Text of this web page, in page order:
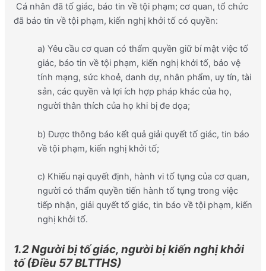
Cá nhân đã tố giác, báo tin về tội phạm; cơ quan, tổ chức
đã báo tin về tội phạm, kiến nghị khởi tố có quyền:
a) Yêu cầu cơ quan có thẩm quyền giữ bí mật việc tố
giác, báo tin về tội phạm, kiến nghị khởi tố, bảo vệ
tính mạng, sức khoẻ, danh dự, nhân phẩm, uy tín, tài
sản, các quyền và lợi ích hợp pháp khác của họ,
người thân thích của họ khi bị đe dọa;
b) Được thông báo kết quả giải quyết tố giác, tin báo
về tội phạm, kiến nghị khởi tố;
c) Khiếu nại quyết định, hành vi tố tụng của cơ quan,
người có thẩm quyền tiến hành tố tụng trong việc
tiếp nhận, giải quyết tố giác, tin báo về tội phạm, kiến
nghị khởi tố.
1.2 Người bị tố giác, người bị kiến nghị khởi
tố (Điều 57 BLTTHS)